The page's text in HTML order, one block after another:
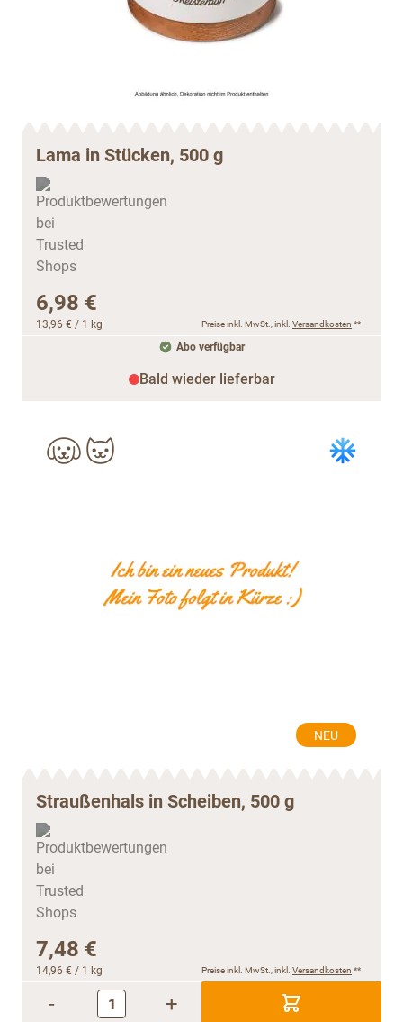
Lama in Stücken, 500 g
6,98 €
13,96 € / 1 kg Preise inkl. MwSt., inkl. Versandkosten **
Abo verfügbar
Bald wieder lieferbar
NEU
Straußenhals in Scheiben, 500 g
7,48 €
14,96 € / 1 kg Preise inkl. MwSt., inkl. Versandkosten **
- +